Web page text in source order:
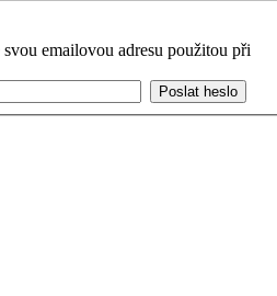
emailovou adresu použitou při